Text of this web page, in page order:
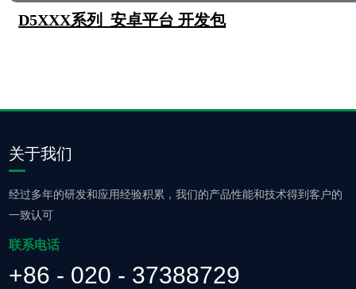
D5XXX系列 安卓平台 开发包
关于我们
经过多年的研发和应用经验积累，我们的产品性能和技术得到客户的
一致认可
联系电话
+86 - 020 - 37388729